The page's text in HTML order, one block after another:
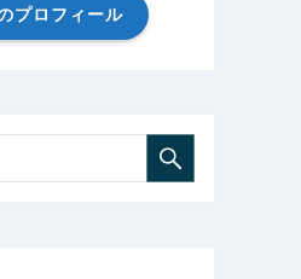
プロフィール